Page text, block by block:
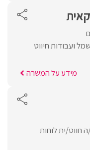
ועבודות חיווט
מידע על המשרה
חווט/ית לוחות